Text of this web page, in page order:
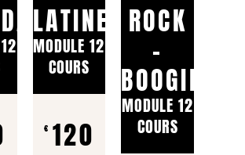
LATINES
MODULE 12
COURS
€ 120
ROCK
-
BOOGIE
MODULE 12
COURS